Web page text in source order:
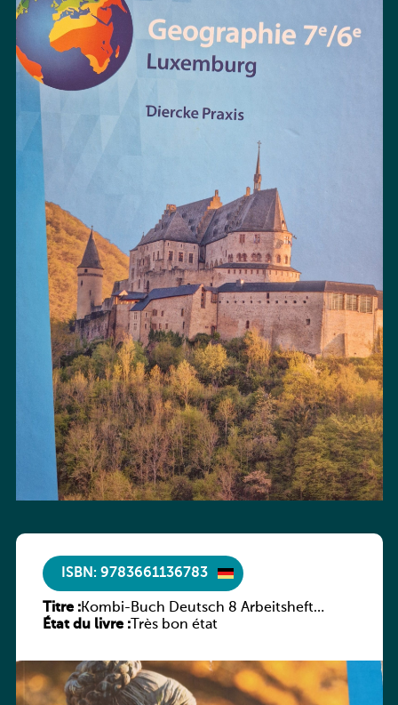
ISBN: 9783661136783
Titre :Kombi-Buch Deutsch 8 Arbeitsheft
(Neue Ausgabe Luxemburg)
État du livre :Très bon état